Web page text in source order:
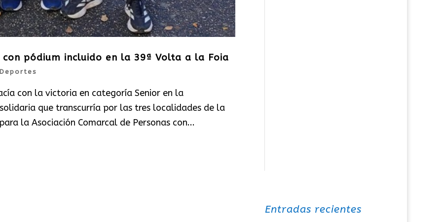
pódium incluido en la 39ª Volta a la Foia
Deportes
con la victoria en categoría Senior en la
que transcurría por las tres localidades de la
la Asociación Comarcal de Personas con...
Entradas recientes